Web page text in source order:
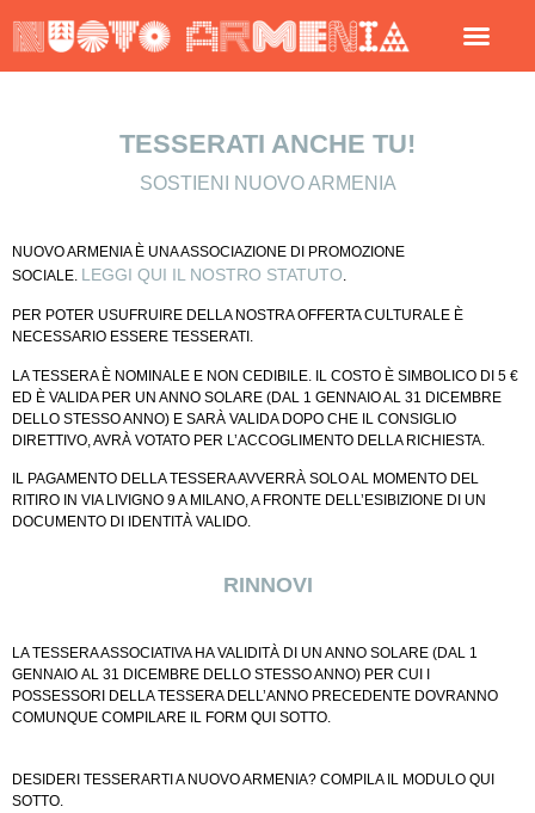
TESSERATI ANCHE TU!
SOSTIENI NUOVO ARMENIA
NUOVO ARMENIA È UNA ASSOCIAZIONE DI PROMOZIONE
SOCIALE. LEGGI QUI IL NOSTRO STATUTO.
PER POTER USUFRUIRE DELLA NOSTRA OFFERTA CULTURALE È
NECESSARIO ESSERE TESSERATI.
LA TESSERA È NOMINALE E NON CEDIBILE. IL COSTO È SIMBOLICO DI 5 €
ED È VALIDA PER UN ANNO SOLARE (DAL 1 GENNAIO AL 31 DICEMBRE
DELLO STESSO ANNO) E SARÀ VALIDA DOPO CHE IL CONSIGLIO
DIRETTIVO, AVRÀ VOTATO PER L’ACCOGLIMENTO DELLA RICHIESTA.
IL PAGAMENTO DELLA TESSERA AVVERRÀ SOLO AL MOMENTO DEL
RITIRO IN VIA LIVIGNO 9 A MILANO, A FRONTE DELL’ESIBIZIONE DI UN
DOCUMENTO DI IDENTITÀ VALIDO.
RINNOVI
LA TESSERA ASSOCIATIVA HA VALIDITÀ DI UN ANNO SOLARE (DAL 1
GENNAIO AL 31 DICEMBRE DELLO STESSO ANNO) PER CUI I
POSSESSORI DELLA TESSERA DELL’ANNO PRECEDENTE DOVRANNO
COMUNQUE COMPILARE IL FORM QUI SOTTO.
DESIDERI TESSERARTI A NUOVO ARMENIA? COMPILA IL MODULO QUI
SOTTO.